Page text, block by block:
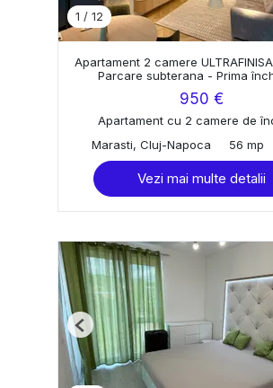
1 / 12
Apartament 2 camere
Parcare subterana - Prima
950 €
Apartament cu 2 camere de
Marasti, Cluj-Napoca
56 mp
Vezi mai multe detalii
Previous